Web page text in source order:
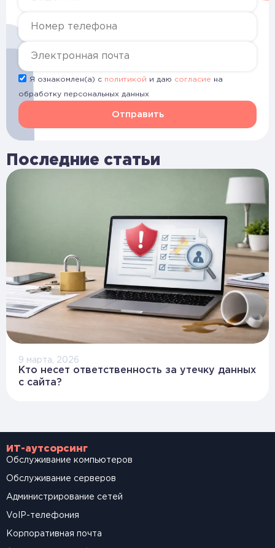
Последние статьи
9 марта, 2026
Кто несет ответственность за утечку данных
с сайта?
Я ознакомлен(а) с политикой и даю согласие на
обработку персональных данных
Отправить
ИТ-аутсорсинг
Обслуживание компьютеров
Обслуживание серверов
Администрирование сетей
VoIP-телефония
Корпоративная почта